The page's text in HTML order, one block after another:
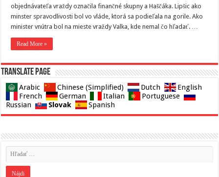
objednávateľa vraždy označila finančné skupny a Haščáka. Lipšic ako
minster spravodlivosti bol vo vláde, ktorá sa podieľala na gorile. Ako
minister vnútra bol na mieste vraždy Valka, kde nemal čo hľadať. …
Read More »
Translate page
Arabic Chinese (Simplified) Dutch
English
French
German Italian
Portuguese
Russian
Slovak Spanish